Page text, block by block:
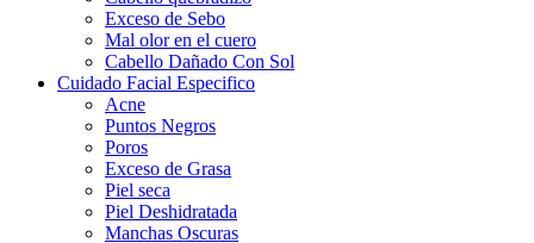
Exceso de Sebo
Mal olor en el cuero
Cabello Dañado Con Sol
Cuidado Facial Especifico
Acne
Puntos Negros
Poros
Exceso de Grasa
Piel seca
Piel Deshidratada
Manchas Oscuras